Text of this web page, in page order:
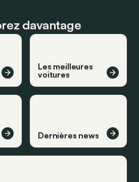
davantage
Les meilleures
voitures
Dernières news